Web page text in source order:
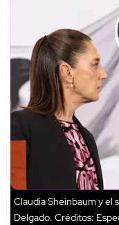
Claudia Sheinbaum y el
Delgado. Créditos: